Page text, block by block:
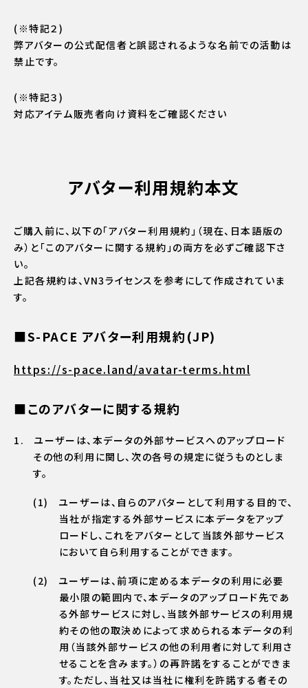
(※特記２)
弊アバターの公式配信者と誤認されるような名前での活動は
禁止です。
(※特記３)
対応アイテム販売者向け資料をご確認ください
アバター利用規約本文
ご購入前に、以下の「アバター利用規約」（現在、日本語版の
み）と「このアバターに関する規約」の両方を必ずご確認下さ
い。
上記各規約は、VN3ライセンスを参考にして作成されていま
す。
■S-PACE アバター利用規約(JP)
https://s-pace.land/avatar-terms.html
■このアバターに関する規約
ユーザーは、本データの外部サービスへのアップロード
その他の利用に関し、次の各号の規定に従うものとしま
す。
ユーザーは、自らのアバターとして利用する目的で、
当社が指定する外部サービスに本データをアップ
ロードし、これをアバターとして当該外部サービス
において自ら利用することができます。
ユーザーは、前項に定める本データの利用に必要
最小限の範囲内で、本データのアップロード先であ
る外部サービスに対し、当該外部サービスの利用規
約その他の取決めによって求められる本データの利
用（当該外部サービスの他の利用者に対して利用さ
せることを含みます。）の再許諾をすることができま
す。ただし、当社又は当社に権利を許諾する者その